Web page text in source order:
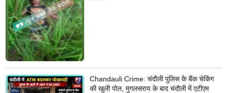
Chandauli Crime: चंदौली पुलिस के बैंक चेकिंग
की खुली पोल, मुगलसराय के बाद चंदौली में एटीएम